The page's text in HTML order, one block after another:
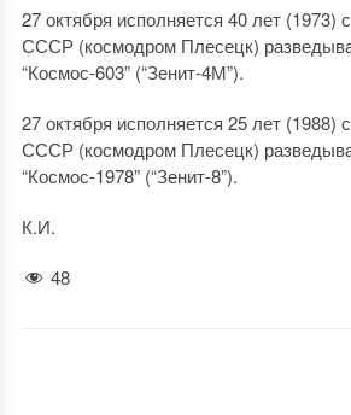
27 октября исполняется 40 лет (1973)
СССР (космодром Плесецк)
“Космос-603” (“Зенит-4М”).
27 октября исполняется 25 лет (1988)
СССР (космодром Плесецк)
“Космос-1978” (“Зенит-8”).
К.И.
48